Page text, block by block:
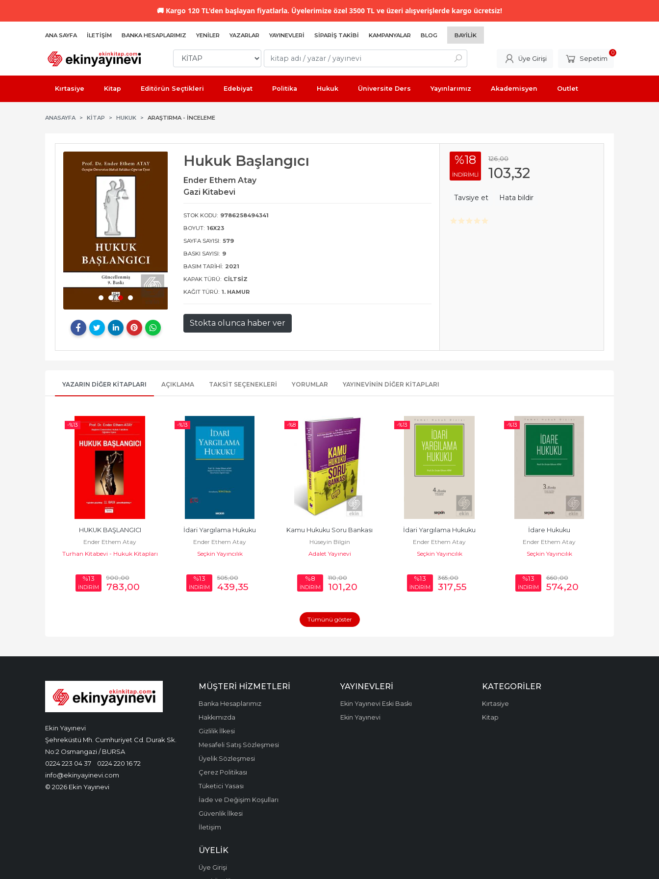
🚚 Kargo 120 TL'den başlayan fiyatlarla. Üyelerimize özel 3500 TL ve üzeri alışverişlerde kargo ücretsiz!
ANA SAYFA İLETIŞIM BANKA HESAPLARIMIZ YENILER YAZARLAR YAYINEVLERI SIPARIŞ TAKIBI KAMPANYALAR BLOG BAYILIK
Üye Girişi Sepetim
0
Kırtasiye Kitap Editörün Seçtikleri Edebiyat Politika Hukuk Üniversite Ders Yayınlarımız Akademisyen Outlet
ANASAYFA KİTAP HUKUK ARAŞTIRMA - İNCELEME
Hukuk Başlangıcı
Ender Ethem Atay
Gazi Kitabevi
STOK KODU: 9786258494341
BOYUT: 16X23
SAYFA SAYISI: 579
BASKI SAYISI: 9
BASIM TARIHI: 2021
KAPAK TÜRÜ: CILTSIZ
KAĞIT TÜRÜ: 1. HAMUR
Stokta olunca haber ver
%18
INDIRIMLI
126,00
103,32
Tavsiye et Hata bildir
YAZARIN DIĞER KITAPLARI AÇIKLAMA TAKSIT SEÇENEKLERI YORUMLAR YAYINEVININ DIĞER KITAPLARI
-%13
HUKUK BAŞLANGICI
Ender Ethem Atay
Turhan Kitabevi - Hukuk Kitapları
%13
İNDİRİM
900,00
783,00
-%13
İdari Yargılama Hukuku
Ender Ethem Atay
Seçkin Yayıncılık
%13
İNDİRİM
505,00
439,35
-%8
Kamu Hukuku Soru Bankası
Hüseyin Bilgin
Adalet Yayınevi
%8
İNDİRİM
110,00
101,20
-%13
İdari Yargılama Hukuku
Ender Ethem Atay
Seçkin Yayıncılık
%13
İNDİRİM
365,00
317,55
-%13
İdare Hukuku
Ender Ethem Atay
Seçkin Yayıncılık
%13
İNDİRİM
660,00
574,20
Tümünü göster
Ekin Yayınevi
Şehreküstü Mh. Cumhuriyet Cd. Durak Sk.
No:2 Osmangazi / BURSA
0224 223 04 37
0224 220 16 72
info@ekinyayinevi.com
© 2026 Ekin Yayınevi
MÜŞTERI HIZMETLERI
Banka Hesaplarımız
Hakkımızda
Gizlilik İlkesi
Mesafeli Satış Sözleşmesi
Üyelik Sözleşmesi
Çerez Politikası
Tüketici Yasası
İade ve Değişim Koşulları
Güvenlik İlkesi
İletişim
YAYINEVLERI
Ekin Yayınevi Eski Baskı
Ekin Yayınevi
KATEGORILER
Kırtasiye
Kitap
ÜYELIK
Üye Girişi